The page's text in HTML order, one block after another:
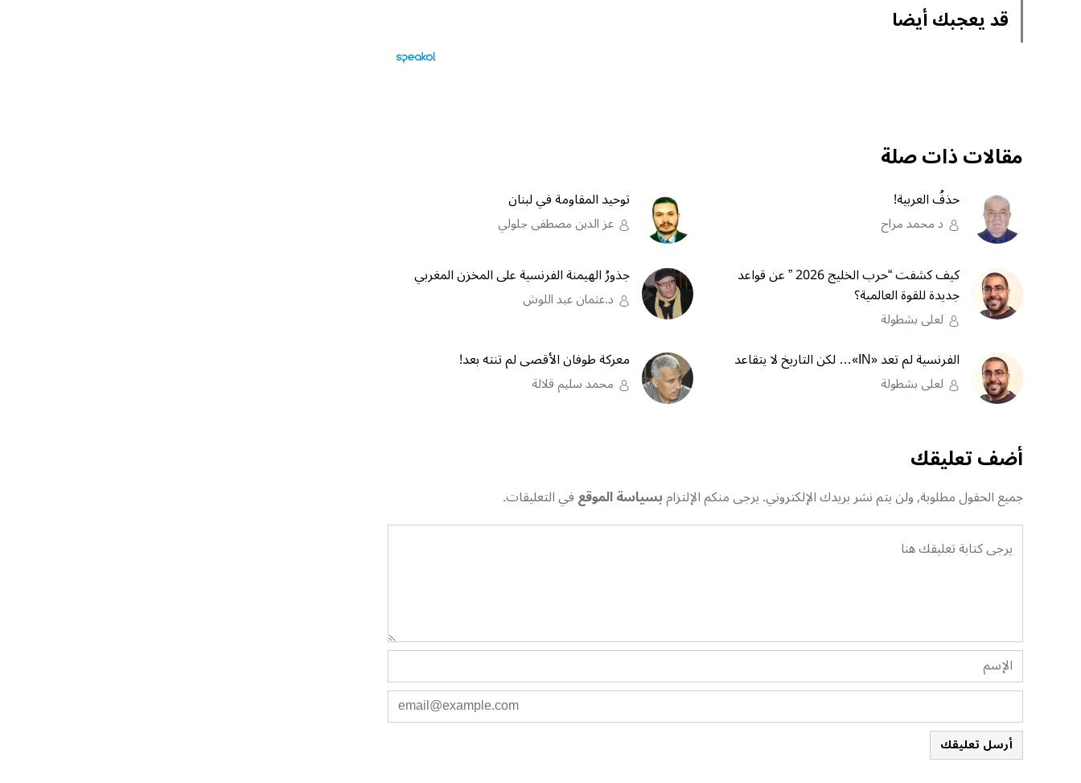
قد يعجبك أيضا
مقالات ذات صلة
حذفُ العربية!
د محمد مراح
توحيد المقاومة في لبنان
عز الدين مصطفى جلولي
كيف كشفت “حرب الخليج 2026 ” عن قواعد
جديدة للقوة العالمية؟
لعلى بشطولة
جذورُ الهيمنة الفرنسية على المخزن المغربي
د.عثمان عبد اللوش
الفرنسية لم تعد «IN»… لكن التاريخ لا يتقاعد
لعلى بشطولة
معركة طوفان الأقصى لم تنته بعد!
محمد سليم قلالة
أضف تعليقك
جميع الحقول مطلوبة, ولن يتم نشر بريدك الإلكتروني. يرجى منكم الإلتزامبسياسة الموقعفي التعليقات.
أرسل تعليقك